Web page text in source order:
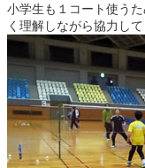
小学生も１コート使う
く理解しながら協力し